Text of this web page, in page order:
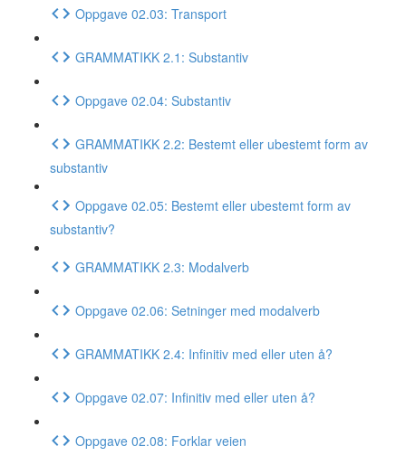
Oppgave 02.03: Transport
GRAMMATIKK 2.1: Substantiv
Oppgave 02.04: Substantiv
GRAMMATIKK 2.2: Bestemt eller ubestemt form av
substantiv
Oppgave 02.05: Bestemt eller ubestemt form av
substantiv?
GRAMMATIKK 2.3: Modalverb
Oppgave 02.06: Setninger med modalverb
GRAMMATIKK 2.4: Infinitiv med eller uten å?
Oppgave 02.07: Infinitiv med eller uten å?
Oppgave 02.08: Forklar veien